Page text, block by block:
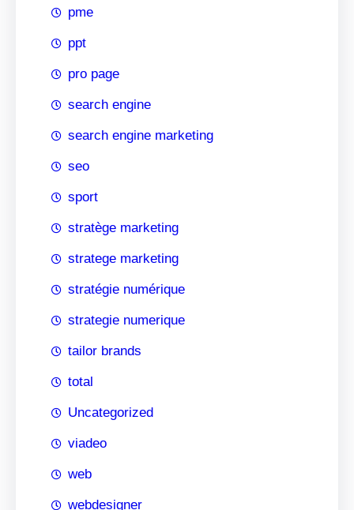
pme
ppt
pro page
search engine
search engine marketing
seo
sport
stratège marketing
stratege marketing
stratégie numérique
strategie numerique
tailor brands
total
Uncategorized
viadeo
web
webdesigner